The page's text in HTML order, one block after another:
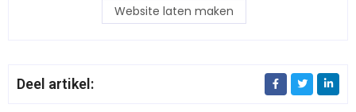
Website laten maken
Deel artikel: